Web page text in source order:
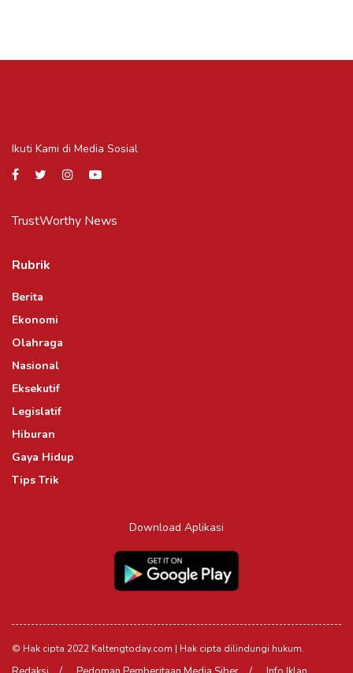
Ikuti Kami di Media Sosial
TrustWorthy News
Rubrik
Berita
Ekonomi
Olahraga
Nasional
Eksekutif
Legislatif
Hiburan
Gaya Hidup
Tips Trik
Download Aplikasi
© Hak cipta 2022 Kaltengtoday.com | Hak cipta dilindungi hukum.